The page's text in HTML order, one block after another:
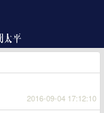
2016-09-04 17:12:10